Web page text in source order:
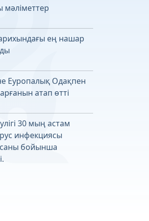
мәліметтер
ең нашар
Еуропалық Одақпен
атап өтті
30 мың астам
инфекциясы
бойынша